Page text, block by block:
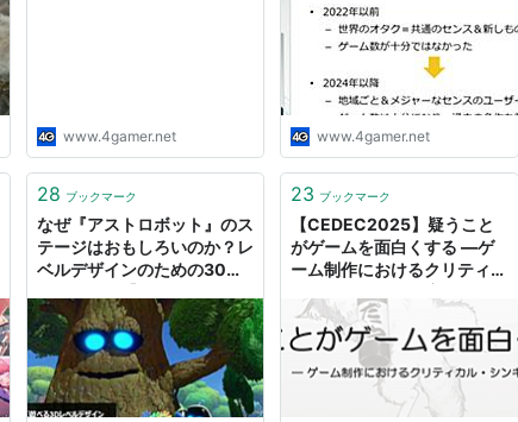
www.4gamer.net
試み［CEDEC 2025］
www.4gamer.net
28 ブックマーク
なぜ『アストロボット』のス
テージはおもしろいのか？レ
ベルデザインのための30の
2025】
23 ブックマーク
【CEDEC2025】疑うこと
がゲームを面白くする ―ゲ
ーム制作におけるクリティカ
らねこ